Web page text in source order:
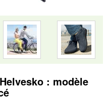
: modèle